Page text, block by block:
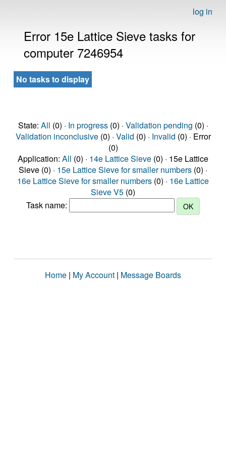
log in
Error 15e Lattice Sieve tasks for
computer 7246954
No tasks to display
State: All (0) · In progress(0) · Validation pending (0) ·
Validation inconclusive(0) · Valid (0) · Invalid (0) · Error
(0)
Application: All (0) · 14e Lattice Sieve (0) · 15e Lattice
Sieve (0) · 15e Lattice Sieve for smaller numbers (0) ·
16e Lattice Sieve for smaller numbers (0) · 16e Lattice
Sieve V5 (0)
Task name:
Home | My Account | Message Boards